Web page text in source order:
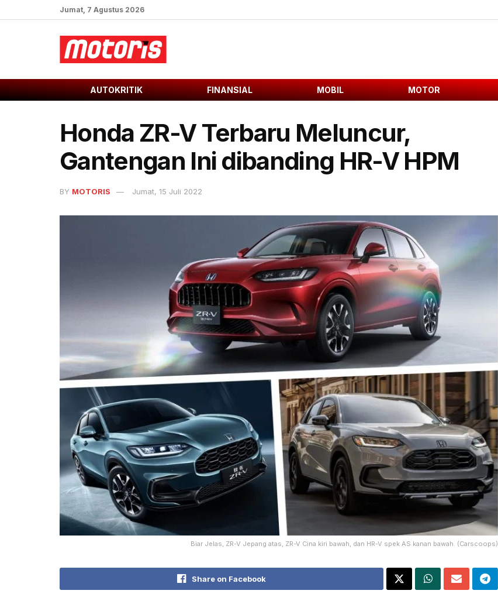
Jumat, 7 Agustus 2026
AUTOKRITIK FINANSIAL MOBIL MOTOR
Honda ZR-V Terbaru Meluncur,
Gantengan Ini dibanding HR-V HPM
BY MOTORIS Jumat, 15 Juli 2022
Biar Jelas, ZR-V Jepang atas, ZR-V Cina kiri bawah, dan HR-V spek AS kanan bawah. (Carscoops)
Share on Facebook